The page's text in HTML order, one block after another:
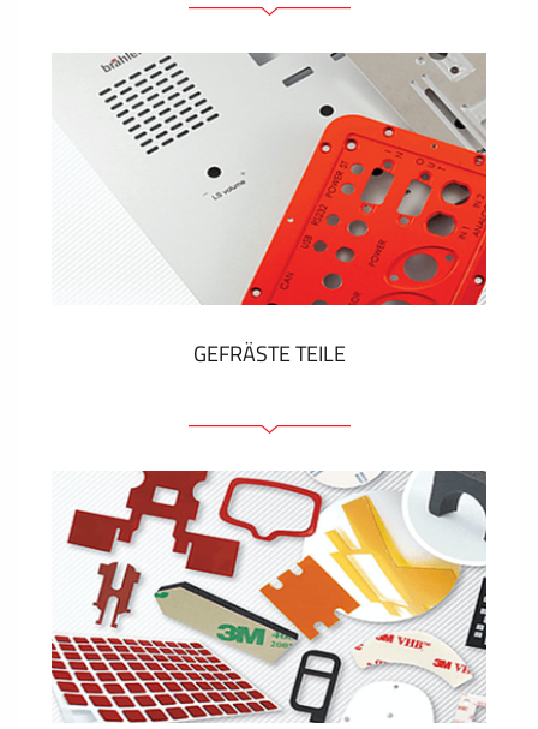
Folienschilder
Folientastaturen
Metallschilder
Aufkleber und Etiketten
Kunststoff-Etiketten und Tags
ZEIGEN MEHR
GEFRÄSTE TEILE
Frontplatten (front und tragfähig)
Eloxierte Frontplatten
Farbige Frontplatten
Platten mit Befestigungselementen
Gravierte Schilder
ZEIGEN MEHR